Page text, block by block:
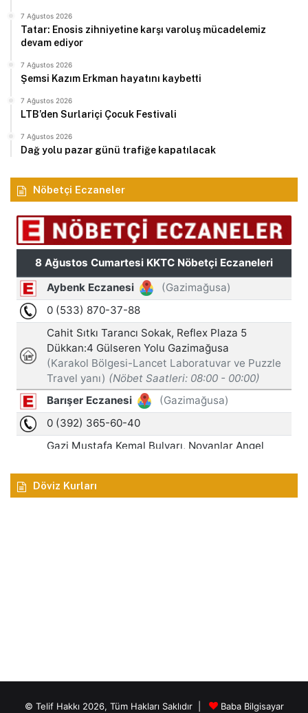
7 Ağustos 2026
Tatar: Enosis zihniyetine karşı varoluş mücadelemiz
devam ediyor
7 Ağustos 2026
Şemsi Kazım Erkman hayatını kaybetti
7 Ağustos 2026
LTB’den Surlariçi Çocuk Festivali
7 Ağustos 2026
Dağ yolu pazar günü trafiğe kapatılacak
Nöbetçi Eczaneler
Döviz Kurları
© Telif Hakkı 2026, Tüm Hakları Saklıdır | Baba Bilgisayar